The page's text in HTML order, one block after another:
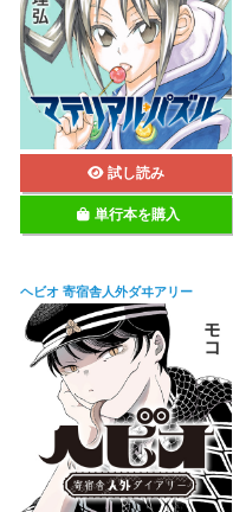
試し読み
単行本を購入
ヘビオ 寄宿舎人外ダヰアリー